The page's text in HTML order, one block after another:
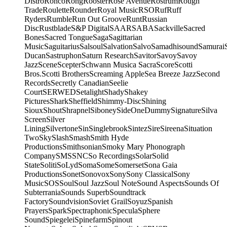
TradeRouletteRounderRoyal MusicRSORufRuff
RydersRumbleRun Out GrooveRuntRussian
DiscRustbladeS&P DigitalSAARSABASackvilleSacred
BonesSacred TongueSagaSagittarian
MusicSaguitariusSalsoulSalvationSalvoSamadhisoundSamurai
DucanSastruphonSaturn ResearchSavitorSavoySavoy
JazzSceneScepterSchwann Musica SacraScoreScotti
Bros.Scotti BrothersScreaming AppleSea Breeze JazzSecond
RecordsSecretly CanadianSeelie
CourtSERWEDSetalightShadyShakey
PicturesSharkSheffieldShimmy-DiscShining
SiouxShoutShrapnelSiboneySideOneDummySignatureSilva
ScreenSilver
LiningSilvertoneSinSinglebrookSintezSireSireenaSituation
TwoSkySlashSmashSmith Hyde
ProductionsSmithsonianSmoky Mary Phonograph
CompanySMSSNCSo RecordingsSolarSolid
StateSolitiSoLydSomaSomeSomersetSona Gaia
ProductionsSonetSonovoxSonySony ClassicalSony
MusicSOSSoulSoul JazzSoul NoteSound AspectsSounds Of
SubterraniaSounds SuperbSoundtrack
FactorySoundvisionSoviet GrailSoyuzSpanish
PrayersSparkSpectraphonicSpeculaSphere
SoundSpiegeleiSpinefarmSpinout